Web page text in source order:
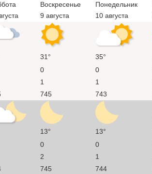
Воскресенье
9 августа
Понедельник
10 августа
31° 35°
0 0
1 1
745 743
13° 13°
0 0
2 1
745 744